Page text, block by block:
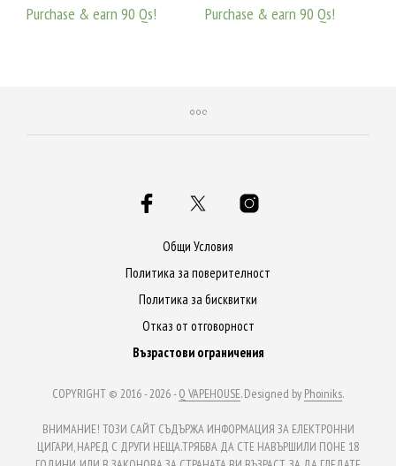
Purchase & earn 90 Qs! Purchase & earn 90 Qs!
Общи Условия
Политика за поверителност
Политика за бисквитки
Отказ от отговорност
Възрастови ограничения
COPYRIGHT © 2016 - 2026 -Q VAPEHOUSE. Designed by Phoiniks.
ВНИМАНИЕ! ТОЗИ САЙТ СЪДЪРЖА ИНФОРМАЦИЯ ЗА ЕЛЕКТРОННИ
ЦИГАРИ, НАРЕД С ДРУГИ НЕЩА.ТРЯБВА ДА СТЕ НАВЪРШИЛИ ПОНЕ 18